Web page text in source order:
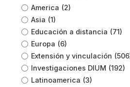
America (2)
Asia (1)
Educación a distancia (71)
Europa (6)
Extensión y vinculación
Investigaciones DIUM (192)
Latinoamerica (3)